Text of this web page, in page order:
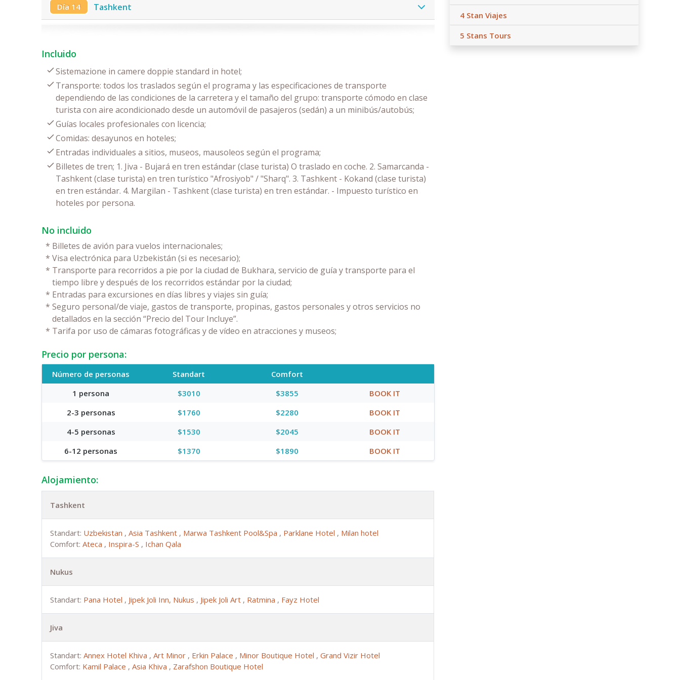
Día 14 Tashkent
Incluido
Sistemazione in camere doppie standard in hotel;
Transporte: todos los traslados según el programa y las especificaciones de transporte
dependiendo de las condiciones de la carretera y el tamaño del grupo: transporte cómodo en clase
turista con aire acondicionado desde un automóvil de pasajeros (sedán) a un minibús/autobús;
Guías locales profesionales con licencia;
Comidas: desayunos en hoteles;
Entradas individuales a sitios, museos, mausoleos según el programa;
Billetes de tren; 1. Jiva - Bujará en tren estándar (clase turista) O traslado en coche. 2. Samarcanda -
Tashkent (clase turista) en tren turístico "Afrosiyob" / "Sharq". 3. Tashkent - Kokand (clase turista)
en tren estándar. 4. Margilan - Tashkent (clase turista) en tren estándar. - Impuesto turístico en
hoteles por persona.
No incluido
* Billetes de avión para vuelos internacionales;
* Visa electrónica para Uzbekistán (si es necesario);
* Transporte para recorridos a pie por la ciudad de Bukhara, servicio de guía y transporte para el
tiempo libre y después de los recorridos estándar por la ciudad;
* Entradas para excursiones en días libres y viajes sin guía;
* Seguro personal/de viaje, gastos de transporte, propinas, gastos personales y otros servicios no
detallados en la sección “Precio del Tour Incluye”.
* Tarifa por uso de cámaras fotográficas y de vídeo en atracciones y museos;
Precio por persona:
Número de personas Standart
Comfort
1 persona
$3010 $3855
BOOK IT
2-3 personas
$1760 $2280
BOOK IT
4-5 personas
$1530 $2045
BOOK IT
6-12 personas
$1370 $1890 BOOK IT
Alojamiento:
Tashkent
Standart: Uzbekistan , Asia Tashkent , Marwa Tashkent Pool&Spa , Parklane Hotel , Milan hotel
Comfort: Ateca , Inspira-S , Ichan Qala
Nukus
Standart: Pana Hotel , Jipek Joli Inn, Nukus , Jipek Joli Art , Ratmina , Fayz Hotel
Jiva
Standart: Annex Hotel Khiva , Art Minor , Erkin Palace , Minor Boutique Hotel , Grand Vizir Hotel
Comfort: Kamil Palace , Asia Khiva , Zarafshon Boutique Hotel
4 Stan Viajes
5 Stans Tours